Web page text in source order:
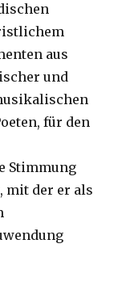
aus
und
für den
Stimmung
mit der er als